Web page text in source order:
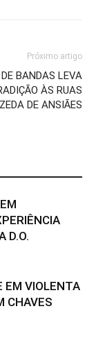
Próximo artigo
BANDAS LEVA
ÀS RUAS
DE ANSIÃES
D.O.
EM VIOLENTA
CHAVES